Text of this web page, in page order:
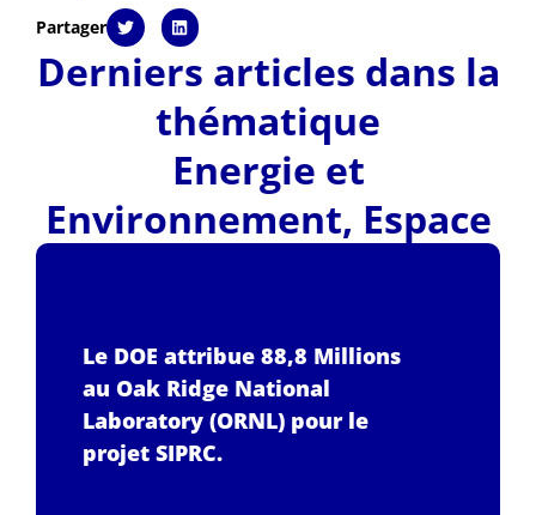
Partager
Derniers articles dans la
thématique
Energie et
Environnement, Espace
Le DOE attribue 88,8 Millions
au Oak Ridge National
Laboratory (ORNL) pour le
projet SIPRC.